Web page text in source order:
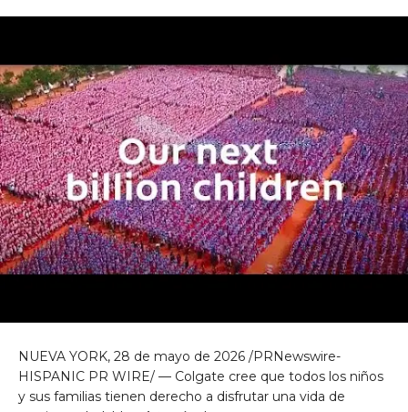
NUEVA YORK, 28 de mayo de 2026 /PRNewswire-
HISPANIC PR WIRE/ — Colgate cree que todos los niños
y sus familias tienen derecho a disfrutar una vida de